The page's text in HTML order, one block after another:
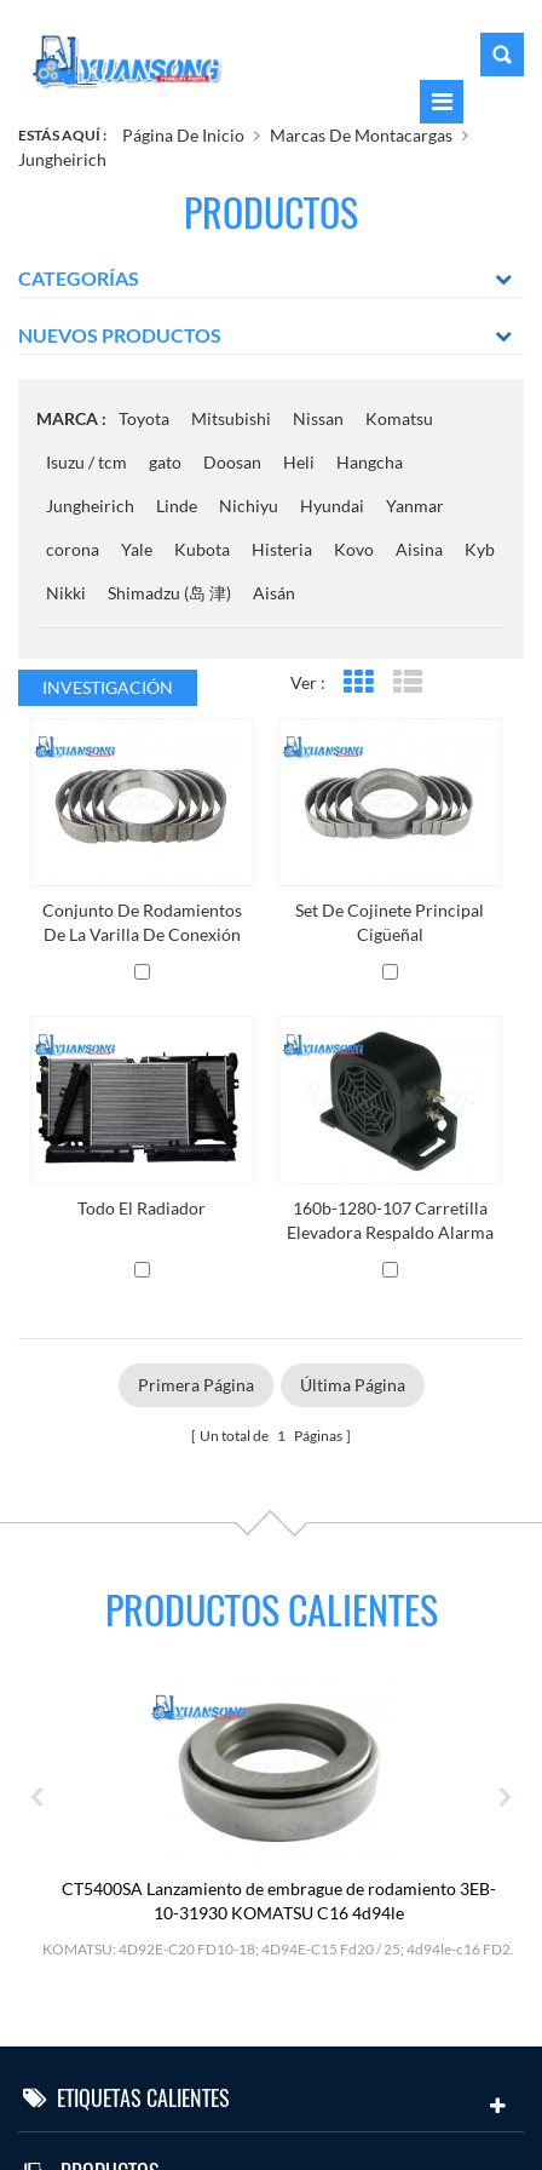
ESTÁS AQUÍ : Página De Inicio
Marcas De Montacargas
Jungheirich
PRODUCTOS
CATEGORÍAS
NUEVOS PRODUCTOS
MARCA : Toyota Mitsubishi Nissan Komatsu
Isuzu / tcm gato Doosan Heli Hangcha
Jungheirich Linde Nichiyu Hyundai Yanmar
corona Yale Kubota Histeria Kovo Aisina Kyb
Nikki Shimadzu (岛 津) Aisán
INVESTIGACIÓN Ver : Vista en cuadrícula
Conjunto De Rodamientos
De La Varilla De Conexión
Set De Cojinete Principal
Cigüeñal
Todo El Radiador
160b-1280-107 Carretilla
Elevadora Respaldo Alarma
Primera Página Última Página
Un total de 1 Páginas
PRODUCTOS CALIENTES
CT5400SA Lanzamiento de embrague de rodamiento 3EB-
10-31930 KOMATSU C16 4d94le
KOMATSU: 4D92E-C20 FD10-18; 4D94E-C15 Fd20 / 25; 4d94le-c16 FD2.
ETIQUETAS CALIENTES